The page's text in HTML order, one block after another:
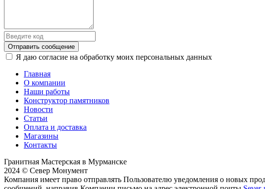
Отправить сообщение
Я даю согласие на обработку моих персональных данных
Главная
О компании
Наши работы
Конструктор памятников
Новости
Статьи
Оплата и доставка
Магазины
Контакты
Гранитная Мастерская в Мурманске
2024 © Север Монумент
Компания имеет право отправлять Пользователю уведомления о новых